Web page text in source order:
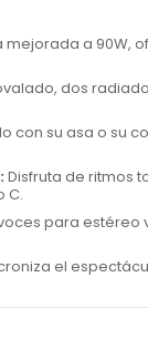
a 90W,
dos
con su asa o su
Disfruta de ritmos
C.
para
el